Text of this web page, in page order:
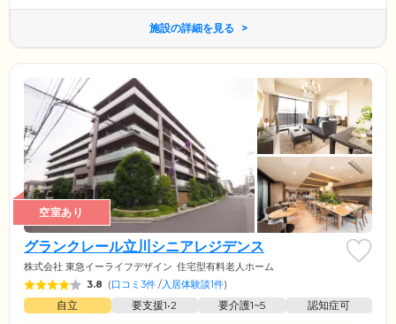
施設の詳細を見る
空室あり
グランクレール立川シニアレジデンス
株式会社 東急イーライフデザイン 住宅型有料老人ホーム
3.8 (口コミ3件 /入居体験談1件)
自立 要支援1•2 要介護1~5
認知症可